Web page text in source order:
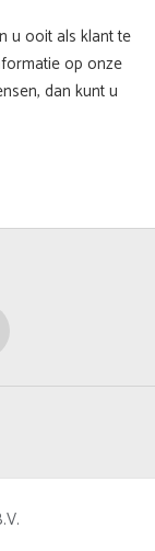
u ooit als klant te
op onze
dan kunt u